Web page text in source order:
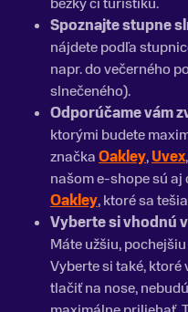
Spoznajte stupne
nájdete podľa
napr. do večerného
slnečeného).
Odporúčame vám
ktorými budete
značkaOakley,Uvex,
našom e-shope sú
Oakley, ktoré sa
Vyberte si vhodnú
Máte užšiu,
Vyberte si také, ktoré
tlačiť na nose,